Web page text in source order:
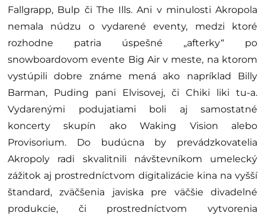
Fallgrapp, Bulp či The Ills. Ani v minulosti Akropola
nemala núdzu o vydarené eventy, medzi ktoré
rozhodne patria úspešné „afterky“ po
snowboardovom evente Big Air v meste, na ktorom
vystúpili dobre známe mená ako napríklad Billy
Barman, Puding pani Elvisovej, či Chiki liki tu-a.
Vydarenými podujatiami boli aj samostatné
koncerty skupín ako Waking Vision alebo
Provisorium. Do budúcna by prevádzkovatelia
Akropoly radi skvalitnili návštevníkom umelecký
zážitok aj prostredníctvom digitalizácie kina na vyšší
štandard, zväčšenia javiska pre väčšie divadelné
produkcie, či prostredníctvom vytvorenia